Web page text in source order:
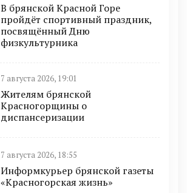
В брянской Красной Горе
пройдёт спортивный праздник,
посвящённый Дню
физкультурника
7 августа 2026, 19:01
Жителям брянской
Красногорщины о
диспансеризации
7 августа 2026, 18:55
Информкурьер брянской газеты
«Красногорская жизнь»